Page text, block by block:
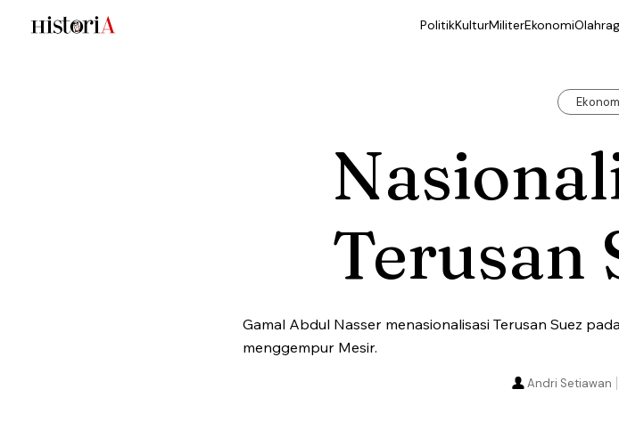
PolitikKulturMiliterEkonomi
Terusan
Gamal Abdul Nasser menasionalisasi Terusan Suez
menggempur Mesir.
Andri Setiawan